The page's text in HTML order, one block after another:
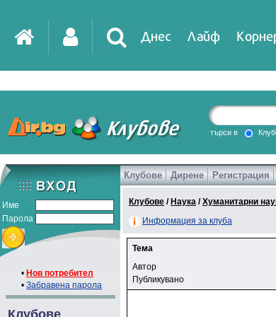
Днес Лайф
търси в
Име
Парола
• Нов потребител
• Забравена парола
Клубове
Клубове Дирене Регистрация
Клубове / Наука /Хуманитарни
Информация за клуба
Тема
Автор
Публикувано